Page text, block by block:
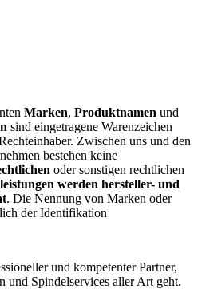
Marken, Produktnamen und
sind eingetragene Warenzeichen
Zwischen uns und den
bestehen keine
oder sonstigen rechtlichen
werden hersteller- und
. Die Nennung von Marken oder
der Identifikation
und kompetenter Partner,
und Spindelservices aller Art geht.